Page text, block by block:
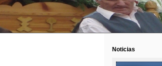
Noticias